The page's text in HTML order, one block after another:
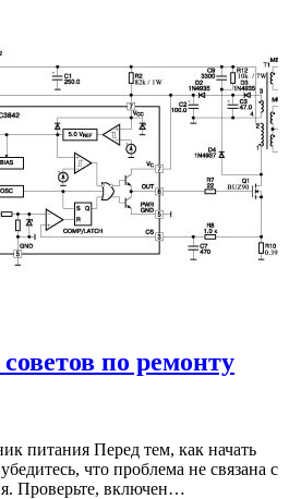
по ремонту
питания Перед тем, как начать
что проблема не связана с
Проверьте, включен…